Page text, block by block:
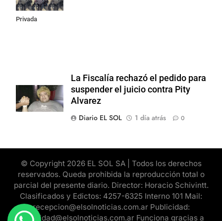
Propiedad
Privada
La Fiscalía rechazó el pedido para
suspender el juicio contra Pity
Alvarez
Diario EL SOL
1 día atrás 0
© Copyright 2026 EL SOL SA | Todos los derechos
reservados. Queda prohibida la reproducción total o
parcial del presente diario. Director: Horacio Schivintt.
Clasificados y Edictos: 4257-6325 Interno 101 Mail:
recepcion@elsolnoticias.com.ar Publicidad:
publicidad@elsolnoticias.com.ar Funciona gracias a